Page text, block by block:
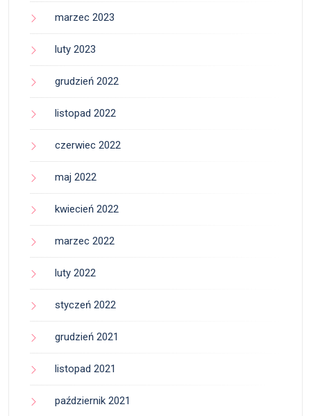
marzec 2023
luty 2023
grudzień 2022
listopad 2022
czerwiec 2022
maj 2022
kwiecień 2022
marzec 2022
luty 2022
styczeń 2022
grudzień 2021
listopad 2021
październik 2021